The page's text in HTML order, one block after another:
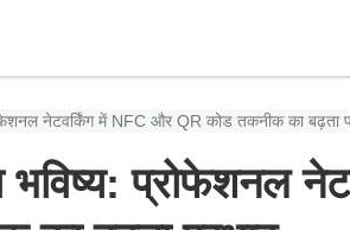
नेटवर्किंग में NFC और QR कोड तकनीक का बढ़ता
भविष्य: प्रोफेशनल